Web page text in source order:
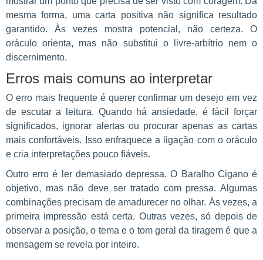
mesma forma, uma carta positiva não significa resultado
garantido. Às vezes mostra potencial, não certeza. O
oráculo orienta, mas não substitui o livre-arbítrio nem o
discernimento.
Erros mais comuns ao interpretar
O erro mais frequente é querer confirmar um desejo em vez
de escutar a leitura. Quando há ansiedade, é fácil forçar
significados, ignorar alertas ou procurar apenas as cartas
mais confortáveis. Isso enfraquece a ligação com o oráculo
e cria interpretações pouco fiáveis.
Outro erro é ler demasiado depressa. O Baralho Cigano é
objetivo, mas não deve ser tratado com pressa. Algumas
combinações precisam de amadurecer no olhar. Às vezes, a
primeira impressão está certa. Outras vezes, só depois de
observar a posição, o tema e o tom geral da tiragem é que a
mensagem se revela por inteiro.